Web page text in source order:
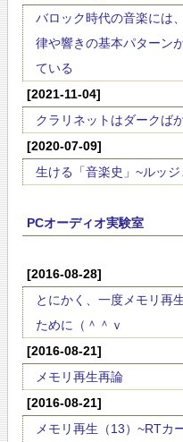
バロック時代の音楽には
律や響きの基本パターン
ている
[2021-11-04]
クラリネットはダークば
[2020-07-09]
生ける「音楽史」~ルッ
PCオーディオ実験室
[2016-08-28]
とにかく、一度メモリ再
ために（＾＾ｖ
[2016-08-21]
メモリ再生再論
[2016-08-21]
メモリ再生（13）~RTカ